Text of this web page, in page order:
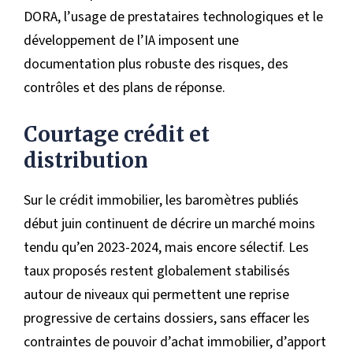
DORA, l’usage de prestataires technologiques et le
développement de l’IA imposent une
documentation plus robuste des risques, des
contrôles et des plans de réponse.
Courtage crédit et
distribution
Sur le crédit immobilier, les baromètres publiés
début juin continuent de décrire un marché moins
tendu qu’en 2023-2024, mais encore sélectif. Les
taux proposés restent globalement stabilisés
autour de niveaux qui permettent une reprise
progressive de certains dossiers, sans effacer les
contraintes de pouvoir d’achat immobilier, d’apport